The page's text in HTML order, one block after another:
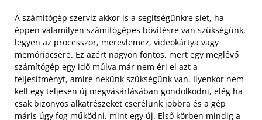
A számítógép szerviz akkor is a segítségünkre siet, ha
éppen valamilyen számítógépes bővítésre van szükségünk,
legyen az processzor, merevlemez, videokártya vagy
memóriacsere. Ez azért nagyon fontos, mert egy meglévő
számítógép egy idő múlva már nem éri el azt a
teljesítményt, amire nekünk szükségünk van. Ilyenkor nem
kell egy teljesen új megvásárlásában gondolkodni, elég ha
csak bizonyos alkatrészeket cserélünk jobbra és a gép
máris úgy fog működni, mint egy új. Első körben mindig a